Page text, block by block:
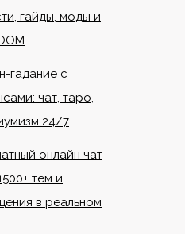
гайды, моды и
гадание с
чат, таро,
24/7
онлайн чат
тем и
в реальном